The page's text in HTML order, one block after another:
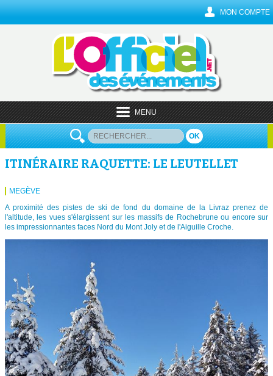
MON COMPTE
MENU
OK
ITINÉRAIRE RAQUETTE: LE LEUTELLET
MEGÈVE
A proximité des pistes de ski de fond du domaine de la Livraz prenez de
l'altitude, les vues s'élargissent sur les massifs de Rochebrune ou encore sur
les impressionnantes faces Nord du Mont Joly et de l'Aiguille Croche.